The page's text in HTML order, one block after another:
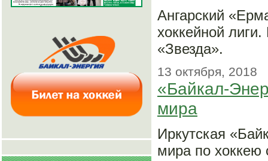
Ангарский
хоккейной
«Звезда».
13 октября, 2018
«Байкал-
мира
Иркутская
мира по хоккею